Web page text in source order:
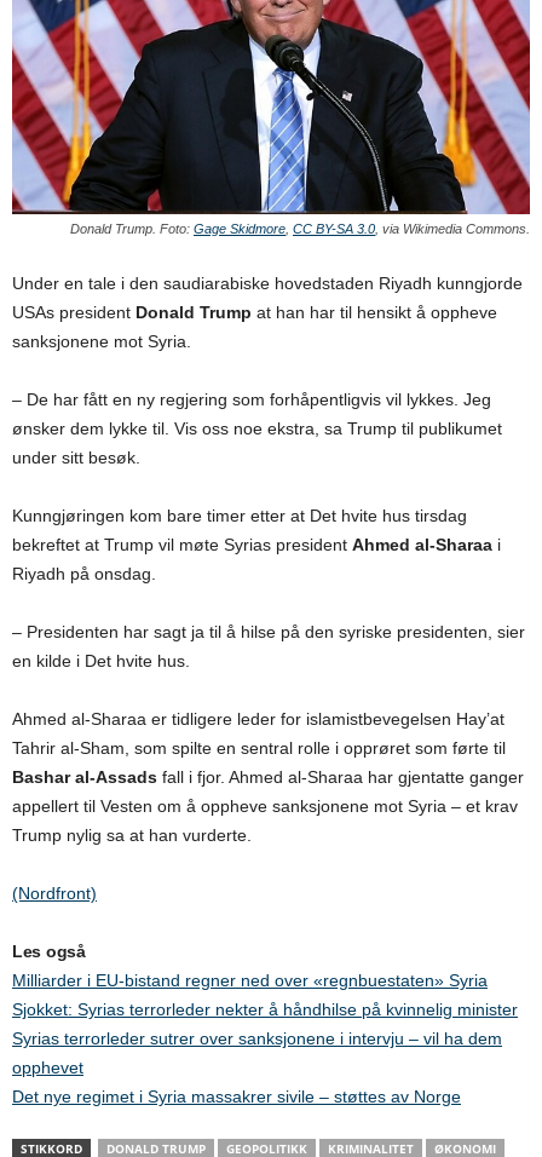
Donald Trump. Foto: Gage Skidmore CC BY-SA 3.0 , via Wikimedia Commons.
Under en tale i den saudiarabiske hovedstaden Riyadh kunngjorde
USAs president Donald Trump at han har til hensikt å oppheve
sanksjonene mot Syria.
– De har fått en ny regjering som forhåpentligvis vil lykkes. Jeg
ønsker dem lykke til. Vis oss noe ekstra, sa Trump til publikumet
under sitt besøk.
Kunngjøringen kom bare timer etter at Det hvite hus tirsdag
bekreftet at Trump vil møte Syrias president Ahmed al-Sharaa i
Riyadh på onsdag.
– Presidenten har sagt ja til å hilse på den syriske presidenten, sier
en kilde i Det hvite hus.
Ahmed al-Sharaa er tidligere leder for islamistbevegelsen Hay’at
Tahrir al-Sham, som spilte en sentral rolle i opprøret som førte til
Bashar al-Assads fall i fjor. Ahmed al-Sharaa har gjentatte ganger
appellert til Vesten om å oppheve sanksjonene mot Syria – et krav
Trump nylig sa at han vurderte.
(Nordfront)
Les også
Milliarder i EU-bistand regner ned over «regnbuestaten» Syria
Sjokket: Syrias terrorleder nekter å håndhilse på kvinnelig minister
Syrias terrorleder sutrer over sanksjonene i intervju – vil ha dem
opphevet
Det nye regimet i Syria massakrer sivile – støttes av Norge
STIKKORD DONALD TRUMP GEOPOLITIKK KRIMINALITET
ØKONOMI